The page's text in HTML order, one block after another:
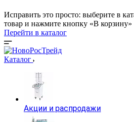
Исправить это просто: выберите в
товар и нажмите кнопку «В корзину»
Перейти в каталог
Каталог
Акции и распродажи